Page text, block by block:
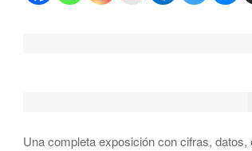
Una completa exposición con cifras,